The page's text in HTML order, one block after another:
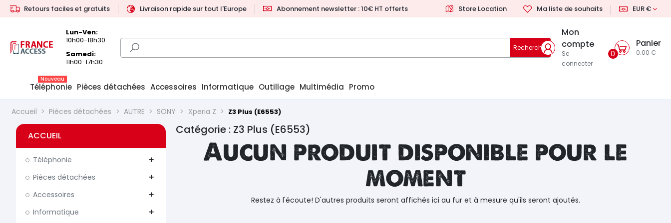
Retours faciles et gratuits Livraison rapide sur tout l'Europe Abonnement newsletter : 10€ HT offerts Store Location Ma liste de souhaits EUR €
Lun-Ven:
10h00-18h30
Samedi:
11h00-17h30
Rechercher
Mon
compte
Se
connecter
0
Panier
0.00 €
Téléphonie
Nouveau
Pièces détachées Accessoires Informatique Outillage Multimédia Promo
Accueil Pièces détachées AUTRE SONY Xperia Z Z3 Plus (E6553)
ACCUEIL
Téléphonie add
Pièces détachées add
Accessoires add
Informatique add
Catégorie : Z3 Plus (E6553)
Aucun produit disponible pour le
moment
Restez à l'écoute! D'autres produits seront affichés ici au fur et à mesure qu'ils seront ajoutés.